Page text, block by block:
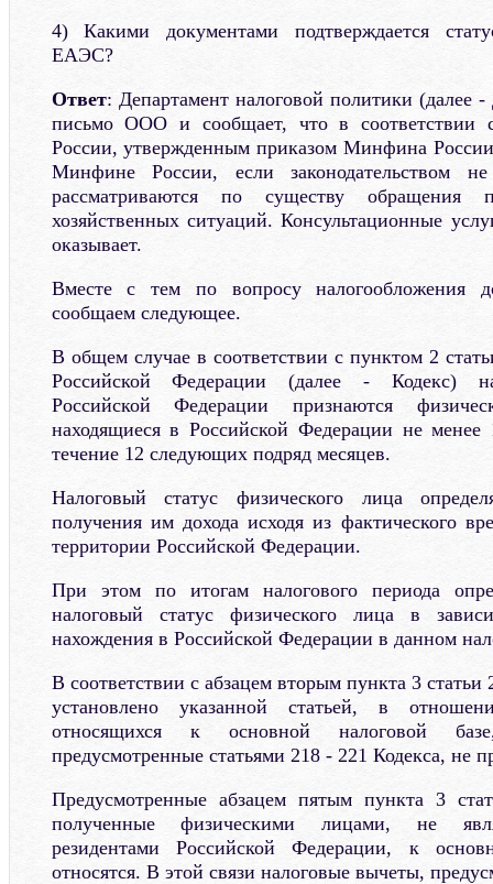
4) Какими документами подтверждается
ЕАЭС?
Ответ: Департамент налоговой политики (далее -
письмо ООО и сообщает, что в соответствии
России, утвержденным приказом Минфина
Минфине России, если законодательством
рассматриваются по существу обращения
хозяйственных ситуаций. Консультационные
оказывает.
Вместе с тем по вопросу налогообложения
сообщаем следующее.
В общем случае в соответствии с пунктом 2
Российской Федерации (далее - Кодекс)
Российской Федерации признаются
находящиеся в Российской Федерации не
течение 12 следующих подряд месяцев.
Налоговый статус физического лица
получения им дохода исходя из фактического
территории Российской Федерации.
При этом по итогам налогового периода
налоговый статус физического лица в
нахождения в Российской Федерации в данном
В соответствии с абзацем вторым пункта 3 статьи
установлено указанной статьей, в
относящихся к основной налоговой
предусмотренные статьями 218 - 221 Кодекса, не
Предусмотренные абзацем пятым пункта 3
полученные физическими лицами, не
резидентами Российской Федерации, к
относятся. В этой связи налоговые вычеты,